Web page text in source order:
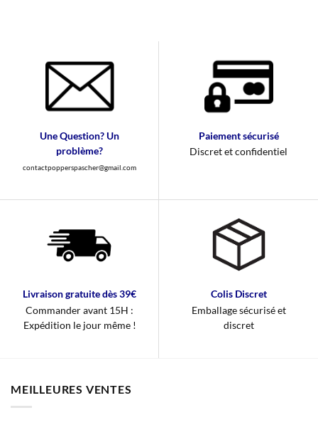
Une Question? Un
problème?
contactpopperspascher@gmail.com
Paiement sécurisé
Discret et confidentiel
Livraison gratuite dès 39€
Commander avant 15H :
Expédition le jour même !
Colis Discret
Emballage sécurisé et
discret
MEILLEURES VENTES